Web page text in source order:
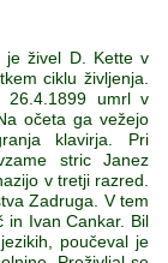
je živel D. Kette v
ciklu življenja.
26.4.1899 umrl v
očeta ga vežejo
klavirja. Pri
stric Janez
v tretji razred.
Zadruga. V tem
in Ivan Cankar. Bil
poučeval je